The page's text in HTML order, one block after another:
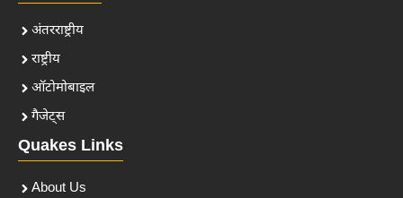
अंतरराष्ट्रीय
राष्ट्रीय
ऑटोमोबाइल
गैजेट्स
Quakes Links
About Us